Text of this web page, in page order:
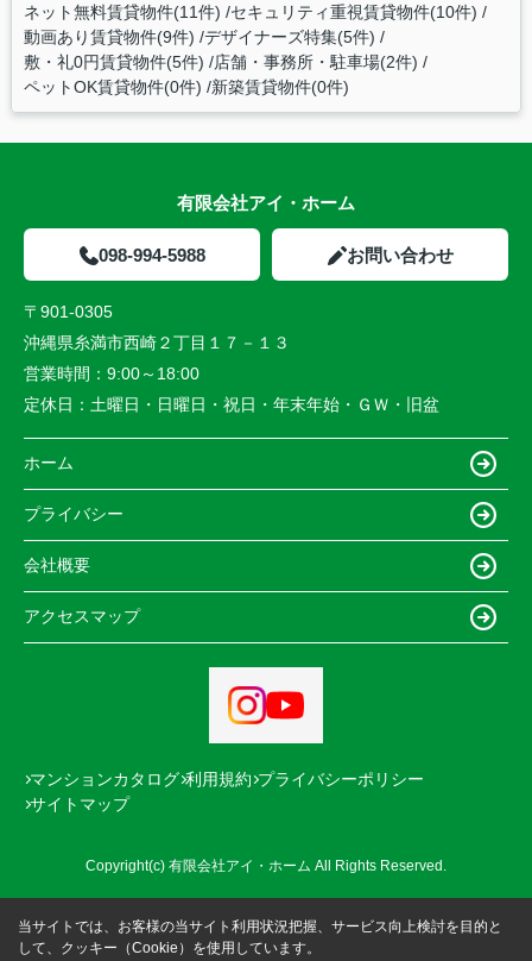
ネット無料賃貸物件(11件) セキュリティ重視賃貸物件(10件)
動画あり賃貸物件(9件) デザイナーズ特集(5件)
敷・礼0円賃貸物件(5件) 店舗・事務所・駐車場(2件)
ペットOK賃貸物件(0件) 新築賃貸物件(0件)
有限会社アイ・ホーム
098-994-5988 お問い合わせ
〒901-0305
沖縄県糸満市西崎２丁目１７－１３
営業時間： 9:00～18:00
定休日： 土曜日・日曜日・祝日・年末年始・ＧＷ・旧盆
ホーム
プライバシー
会社概要
アクセスマップ
マンションカタログ 利用規約 プライバシーポリシー
サイトマップ
Copyright(c) 有限会社アイ・ホーム All Rights Reserved.
当サイトでは、お客様の当サイト利用状況把握、サービス向上検討を目的と
して、クッキー（Cookie）を使用しています。